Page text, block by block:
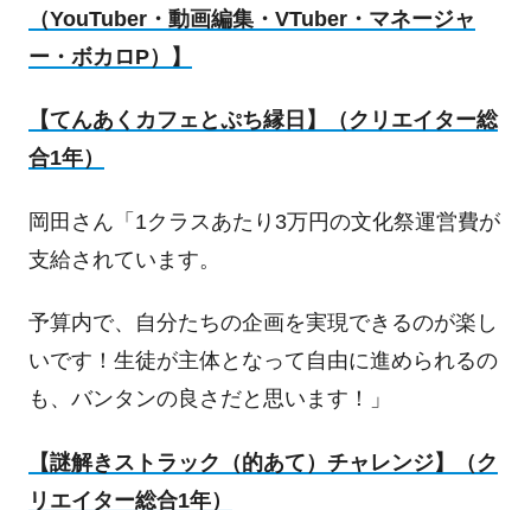
（YouTuber・動画編集・ VTuber・マネージャ
ー・ボカロP）】
【てんあくカフェとぷち縁日】（クリエイター総
合1年）
岡田さん「 1クラスあたり 3万円の文化祭運営費が
支給されています。
予算内で、自分たちの企画を実現できるのが楽し
いです！生徒が主体となって自由に進められるの
も、バンタンの良さだと思います！」
【謎解きストラック（的あて）チャレンジ】（ク
リエイター総合1年）